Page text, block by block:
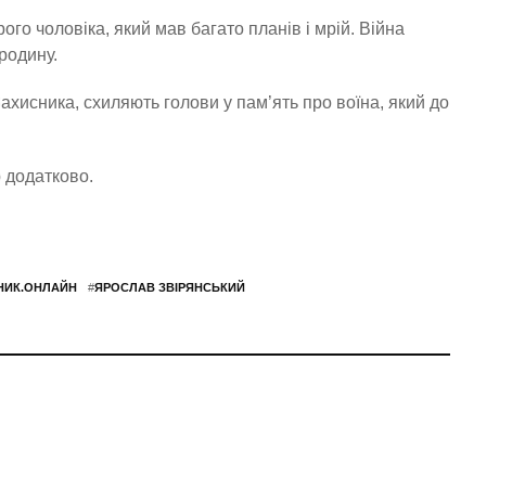
чоловіка, який мав багато планів і мрій. Війна
схиляють голови у пам’ять про воїна, який до
додатково.
#ЯРОСЛАВ ЗВІРЯНСЬКИЙ